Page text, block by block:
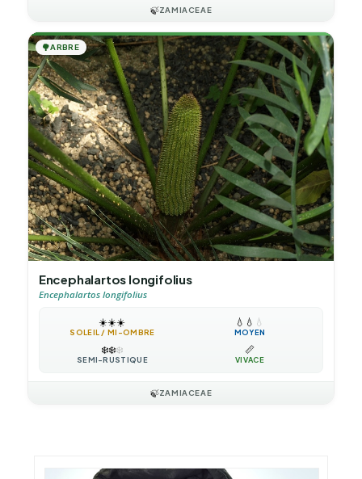
🍃ZAMIACEAE
🌳ARBRE
Encephalartos longifolius
Encephalartos longifolius
☀️☀️☀️
SOLEIL / MI-OMBRE
💧 💧 💧
MOYEN
❄️❄️❄️
SEMI-RUSTIQUE
📏
VIVACE
🍃ZAMIACEAE